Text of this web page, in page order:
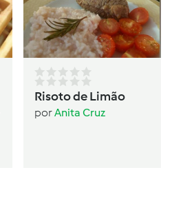
Risoto de Limão
porAnita Cruz